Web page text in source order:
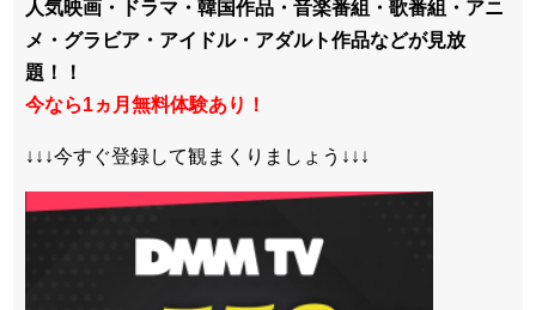
人気映画・ドラマ・韓国作品・音楽番組・歌番組・アニ
メ・グラビア・アイドル・アダルト作品などが見放
題！！
今なら1ヵ月無料体験あり！
↓↓↓今すぐ登録して観まくりましょう↓↓↓